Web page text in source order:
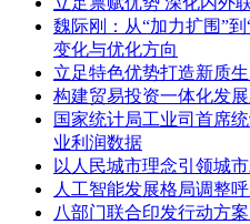
魏际刚：从“加力扩围”
变化与优化方向
立足特色优势打造新质
构建贸易投资一体化发
国家统计局工业司首席
业利润数据
以人民城市理念引领城
人工智能发展格局调整
八部门联合印发行动方